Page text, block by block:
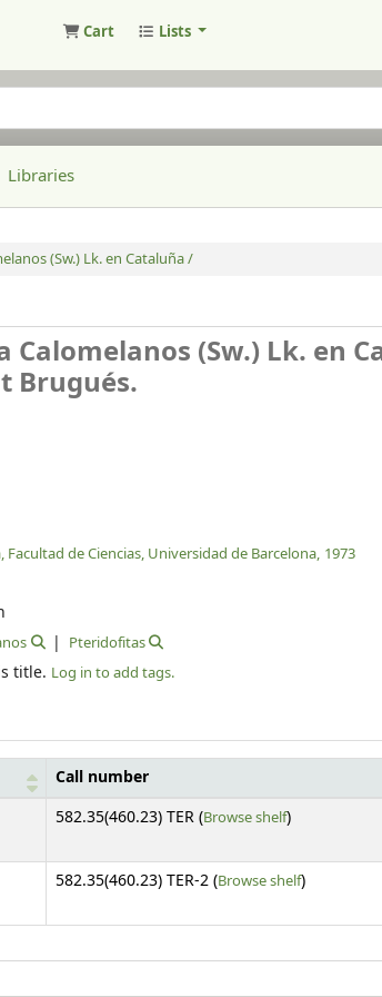
Cart Lists
Libraries
(Sw.) Lk. en Cataluña /
Calomelanos (Sw.) Lk. en
Brugués.
de Ciencias, Universidad de Barcelona, 1973
Pteridofitas
title. Log in to add tags.
Call number
582.35(460.23) TER (Browse shelf(Opens below)
)
582.35(460.23) TER-2 (Browse shelf(Opens
)